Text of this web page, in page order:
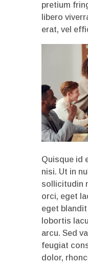
pretium
libero
erat, vel
Quisque id
nisi. Ut in
sollicitudin
orci, eget
eget
lobortis
arcu. Sed
feugiat
dolor,